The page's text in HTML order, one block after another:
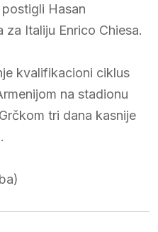
Hasan
za Italiju Enrico Chiesa.
kvalifikacioni ciklus
na stadionu
tri dana kasnije